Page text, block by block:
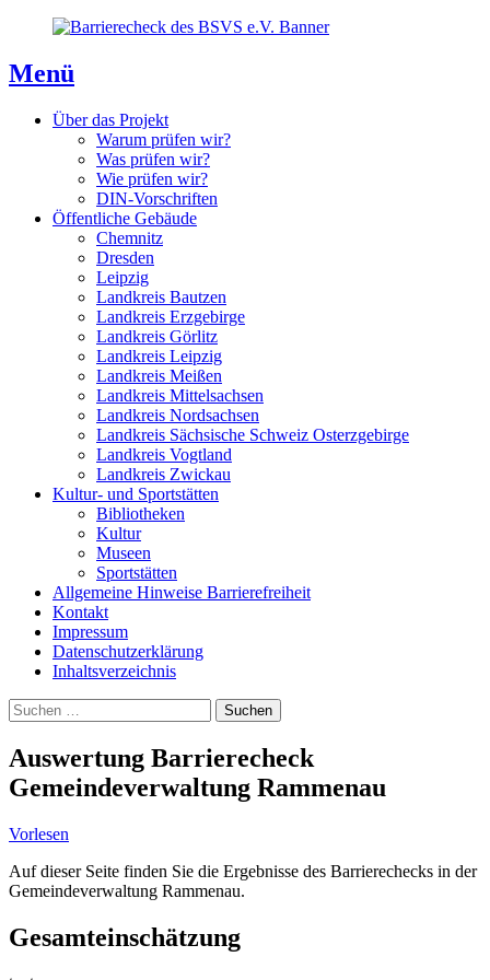
Inhaltsverzeichnis
Kontaktseite
Inhalt
Menü
Über das Projekt
Warum prüfen wir?
Was prüfen wir?
Wie prüfen wir?
DIN-Vorschriften
Öffentliche Gebäude
Chemnitz
Dresden
Leipzig
Landkreis Bautzen
Landkreis Erzgebirge
Landkreis Görlitz
Landkreis Leipzig
Landkreis Meißen
Landkreis Mittelsachsen
Landkreis Nordsachsen
Landkreis Sächsische Schweiz Osterzgebirge
Landkreis Vogtland
Landkreis Zwickau
Kultur- und Sportstätten
Bibliotheken
Kultur
Museen
Sportstätten
Allgemeine Hinweise Barrierefreiheit
Kontakt
Impressum
Datenschutzerklärung
Inhaltsverzeichnis
Suche
Suchen
nach:
Auswertung Barrierecheck
Gemeindeverwaltung Rammenau
Vorlesen
Auf dieser Seite finden Sie die Ergebnisse des Barrierechecks in der
Gemeindeverwaltung Rammenau.
Gesamteinschätzung